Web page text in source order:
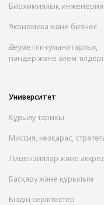
Биохимиялық инженерия
Экономика және бизнес
Әлеуметтік-гуманитарлық
пәндер және әлем тілдері
Университет
Құрылу тарихы
Миссия, көзқарас,
Лицензиялар және
Басқару және құрылым
Біздің серіктестер